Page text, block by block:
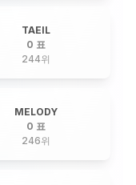
TAEIL
0 표
244위
MELODY
0 표
246위